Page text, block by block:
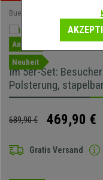
Buerostuhlpro
Angebot
Neuheit
Im 5er-Set:
Polsterung,
689,90 € 469,90 €
Gratis Versand